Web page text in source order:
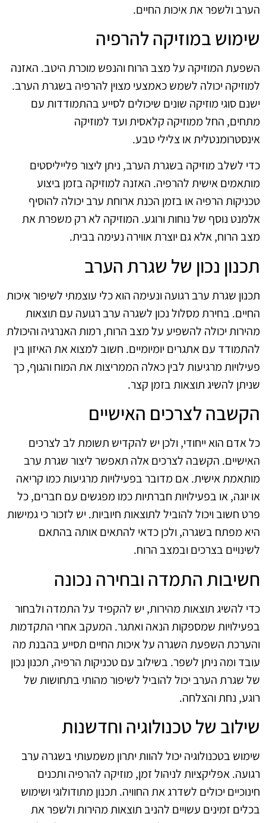
הערב ולשפר את איכות החיים.
שימוש במוזיקה להרפיה
השפעת המוזיקה על מצב הרוח והנפש מוכרת היטב. האזנה
למוזיקה יכולה לשמש כאמצעי מצוין להרפיה בשגרת הערב.
ישנם סוגי מוזיקה שונים שיכולים לסייע בהתמודדות עם
מתחים, החל ממוזיקה קלאסית ועד למוזיקה
אינסטרומנטלית או צלילי טבע.
כדי לשלב מוזיקה בשגרת הערב, ניתן ליצור פלייליסטים
מותאמים אישית להרפיה. האזנה למוזיקה בזמן ביצוע
טכניקות הרפיה או בזמן הכנת ארוחת ערב יכולה להוסיף
אלמנט נוסף של נוחות ורוגע. המוזיקה לא רק משפרת את
מצב הרוח, אלא גם יוצרת אווירה נעימה בבית.
תכנון נכון של שגרת הערב
תכנון שגרת ערב רגועה ונעימה הוא כלי עוצמתי לשיפור איכות
החיים. בחירת מסלול נכון לשגרה ערב רגועה עם תוצאות
מהירות יכולה להשפיע על מצב הרוח, רמות האנרגיה והיכולת
להתמודד עם אתגרים יומיומיים. חשוב למצוא את האיזון בין
פעילויות מרגיעות לבין כאלה הממריצות את המוח והגוף, כך
שניתן להשיג תוצאות בזמן קצר.
הקשבה לצרכים האישיים
כל אדם הוא ייחודי, ולכן יש להקדיש תשומת לב לצרכים
האישיים. הקשבה לצרכים אלה תאפשר ליצור שגרת ערב
מותאמת אישית. אם מדובר בפעילויות מרגיעות כמו קריאה
או יוגה, או בפעילויות חברתיות כמו מפגשים עם חברים, כל
פרט חשוב ויכול להוביל לתוצאות חיוביות. יש לזכור כי גמישות
היא מפתח בשגרה, ולכן כדאי להתאים אותה בהתאם
לשינויים בצרכים ובמצב הרוח.
חשיבות התמדה ובחירה נכונה
כדי להשיג תוצאות מהירות, יש להקפיד על התמדה ולבחור
בפעילויות שמספקות הנאה ואתגר. המעקב אחרי התקדמות
והערכת השפעת השגרה על איכות החיים תסייע בהבנת מה
עובד ומה ניתן לשפר. בשילוב עם טכניקות הרפיה, תכנון נכון
של שגרת הערב יכול להוביל לשיפור מהותי בתחושות של
רוגע, נחת והצלחה.
שילוב של טכנולוגיה וחדשנות
שימוש בטכנולוגיה יכול להוות יתרון משמעותי בשגרה ערב
רגועה. אפליקציות לניהול זמן, מוזיקה להרפיה ותכנים
חינוכיים יכולים לשדרג את החוויה. תכנון מתודולוגי ושימוש
בכלים זמינים עשויים להניב תוצאות מהירות ולשפר את